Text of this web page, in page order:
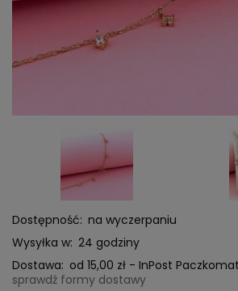
Dostępność: na wyczerpaniu
Wysyłka w: 24 godziny
Dostawa: od 15,00 zł - InPost
Cena nie zawiera ewentualnych
sprawdź formy dostawy